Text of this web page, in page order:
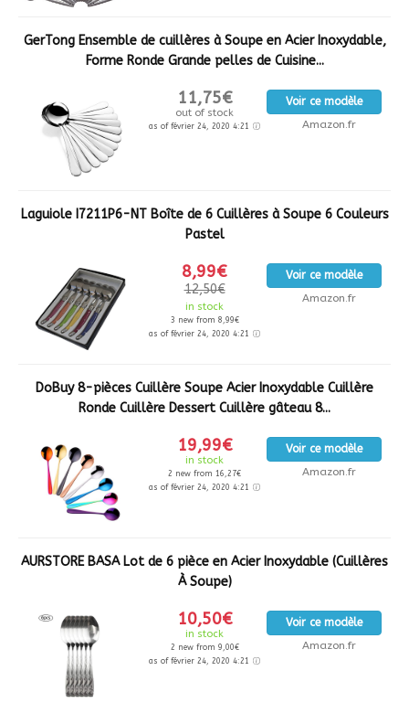
GerTong Ensemble de cuillères à Soupe en Acier Inoxydable,
Forme Ronde Grande pelles de Cuisine...
11,75€
out of stock
as of février 24, 2020 4:21
Voir ce modèle
Amazon.fr
Laguiole I7211P6-NT Boîte de 6 Cuillères à Soupe 6 Couleurs
Pastel
8,99€
12,50€
in stock
3 new from 8,99€
as of février 24, 2020 4:21
Voir ce modèle
Amazon.fr
DoBuy 8-pièces Cuillère Soupe Acier Inoxydable Cuillère
Ronde Cuillère Dessert Cuillère gâteau 8...
19,99€
in stock
2 new from 16,27€
as of février 24, 2020 4:21
Voir ce modèle
Amazon.fr
AURSTORE BASA Lot de 6 pièce en Acier Inoxydable (Cuillères
À Soupe)
10,50€
in stock
2 new from 9,00€
as of février 24, 2020 4:21
Voir ce modèle
Amazon.fr